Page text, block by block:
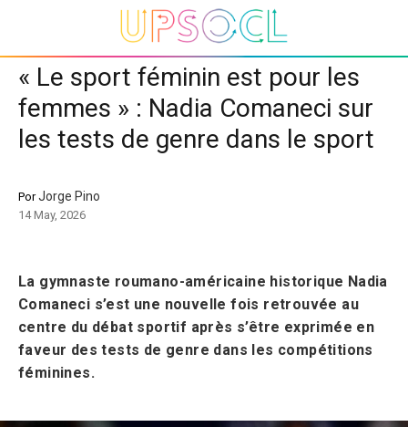
« Le sport féminin est pour les
femmes » : Nadia Comaneci sur
les tests de genre dans le sport
PorJorge Pino
14 May, 2026
La gymnaste roumano-américaine historique Nadia
Comaneci s’est une nouvelle fois retrouvée au
centre du débat sportif après s’être exprimée en
faveur des tests de genre dans les compétitions
féminines.